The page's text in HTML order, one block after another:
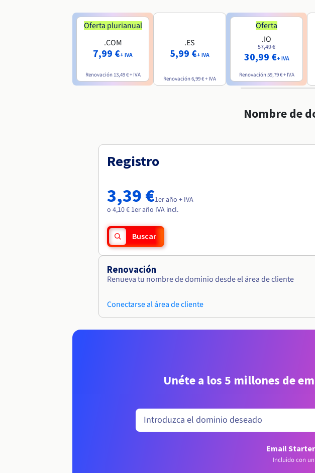
Oferta plurianual
.COM
7,99 €+ IVA
Renovación 13,49 €+ IVA
.ES
5,99 €+ IVA
Renovación6,99 €+ IVA
Oferta
.IO
57,49 €
30,99 €+ IVA
Renovación59,79 €+ IVA
Nombre de
Registro
3,39 €1er año + IVA
o 4,10 € 1er año IVA incl.
Buscar
Renovación
Renueva tu nombre de dominio desde el área de cliente
Conectarse al área de cliente
Unéte a los 5 millones de
Email Starter
Incluido con